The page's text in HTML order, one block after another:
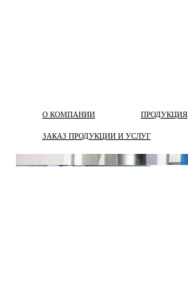
О КОМПАНИИ ПРОДУКЦИЯ
ЗАКАЗ ПРОДУКЦИИ И УСЛУГ